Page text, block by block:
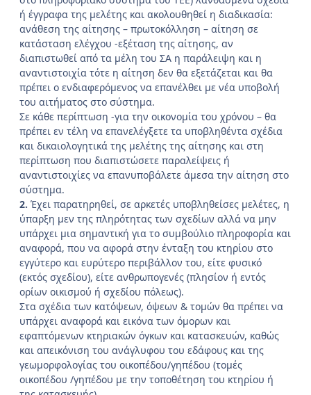
ή έγγραφα της μελέτης και ακολουθηθεί η διαδικασία:
ανάθεση της αίτησης – πρωτοκόλληση – αίτηση σε
κατάσταση ελέγχου -εξέταση της αίτησης, αν
διαπιστωθεί από τα μέλη του ΣΑ η παράλειψη και η
αναντιστοιχία τότε η αίτηση δεν θα εξετάζεται και θα
πρέπει ο ενδιαφερόμενος να επανέλθει με νέα υποβολή
του αιτήματος στο σύστημα.
Σε κάθε περίπτωση -για την οικονομία του χρόνου – θα
πρέπει εν τέλη να επανελέγξετε τα υποβληθέντα σχέδια
και δικαιολογητικά της μελέτης της αίτησης και στη
περίπτωση που διαπιστώσετε παραλείψεις ή
αναντιστοιχίες να επανυποβάλετε άμεσα την αίτηση στο
σύστημα.
2. Έχει παρατηρηθεί, σε αρκετές υποβληθείσες μελέτες, η
ύπαρξη μεν της πληρότητας των σχεδίων αλλά να μην
υπάρχει μια σημαντική για το συμβούλιο πληροφορία και
αναφορά, που να αφορά στην ένταξη του κτηρίου στο
εγγύτερο και ευρύτερο περιβάλλον του, είτε φυσικό
(εκτός σχεδίου), είτε ανθρωπογενές (πλησίον ή εντός
ορίων οικισμού ή σχεδίου πόλεως).
Στα σχέδια των κατόψεων, όψεων & τομών θα πρέπει να
υπάρχει αναφορά και εικόνα των όμορων και
εφαπτόμενων κτηριακών όγκων και κατασκευών, καθώς
και απεικόνιση του ανάγλυφου του εδάφους και της
γεωμορφολογίας του οικοπέδου/γηπέδου (τομές
οικοπέδου /γηπέδου με την τοποθέτηση του κτηρίου ή